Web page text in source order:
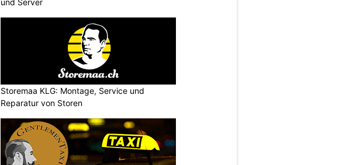
und Server
Storemaa KLG: Montage, Service und
Reparatur von Storen